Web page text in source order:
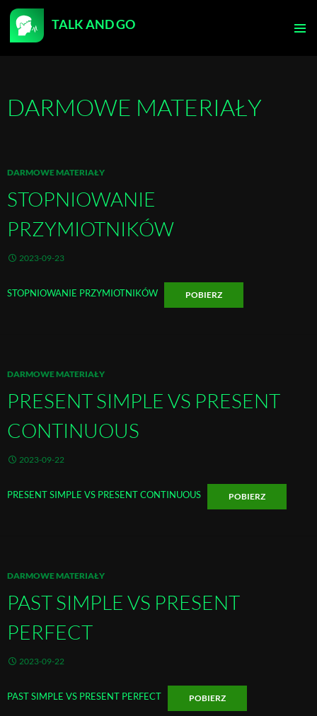
TALK AND GO
PRZEJDŹ
DO
DARMOWE MATERIAŁY
DARMOWE MATERIAŁY
STOPNIOWANIE
PRZYMIOTNIKÓW
2023-09-23
STOPNIOWANIE PRZYMIOTNIKÓW POBIERZ
DARMOWE MATERIAŁY
PRESENT SIMPLE VS PRESENT
CONTINUOUS
2023-09-22
PRESENT SIMPLE VS PRESENT CONTINUOUS POBIERZ
DARMOWE MATERIAŁY
PAST SIMPLE VS PRESENT
PERFECT
2023-09-22
PAST SIMPLE VS PRESENT PERFECT POBIERZ